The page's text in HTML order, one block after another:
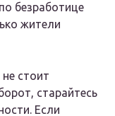
безработице
жители
стоит
старайтесь
Если